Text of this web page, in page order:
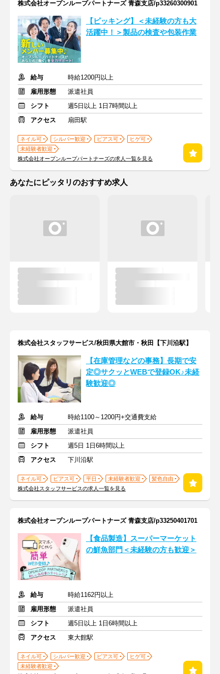
株式会社オープンループパートナーズ 青森支店/p33260300901
【ピッキング】＜未経験の方も大
活躍中！＞製品の検査や包装作業
給与
時給1200円以上
雇用形態
派遣社員
シフト
週5日以上 1日7時間以上
アクセス
扇田駅
ネイル可 シルバー歓迎 ピアス可
ヒゲ可
未経験者歓迎
株式会社オープンループパートナーズの求人一覧を見る
あなたにピッタリのおすすめ求人
株式会社スタッフサービス/秋田県大館市・秋田【下川沿駅】
【在庫管理などの事務】長期で安
定◎サクッとWEBで登録OK♪未経
験歓迎◎
給与
時給1100～1200円+交通費支給
雇用形態
派遣社員
シフト
週5日 1日6時間以上
アクセス
下川沿駅
ネイル可 ピアス可 平日 未経験者歓迎
髪色自由
株式会社スタッフサービスの求人一覧を見る
株式会社オープンループパートナーズ 青森支店/p33250401701
【食品製造】スーパーマーケット
の鮮魚部門＜未経験の方も歓迎＞
給与
時給1162円以上
雇用形態
派遣社員
シフト
週5日以上 1日6時間以上
アクセス
東大館駅
ネイル可 シルバー歓迎 ピアス可
ヒゲ可
未経験者歓迎